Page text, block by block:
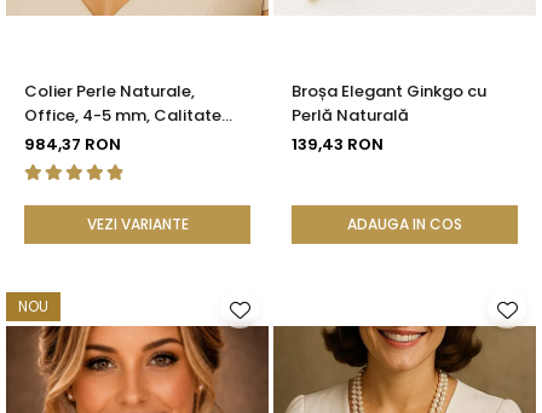
Colier Perle Naturale,
Office, 4-5 mm, Calitate
AAA, Aur 14K | KASKADDA®
984,37 RON
VEZI VARIANTE
Broșa Elegant Ginkgo cu
Perlă Naturală
139,43 RON
ADAUGA IN COS
NOU